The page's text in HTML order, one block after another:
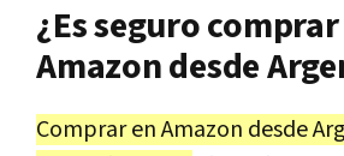
¿Es seguro
Amazon desde
Comprar en Amazon desde